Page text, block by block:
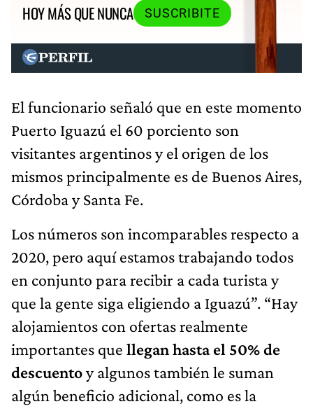
HOY MÁS QUE NUNCA
SUSCRIBITE
El funcionario señaló que en este momento
Puerto Iguazú el 60 porciento son
visitantes argentinos y el origen de los
mismos principalmente es de Buenos Aires,
Córdoba y Santa Fe.
Los números son incomparables respecto a
2020, pero aquí estamos trabajando todos
en conjunto para recibir a cada turista y
que la gente siga eligiendo a Iguazú”. “Hay
alojamientos con ofertas realmente
importantes que llegan hasta el 50% de
descuentoy algunos también le suman
algún beneficio adicional, como es la